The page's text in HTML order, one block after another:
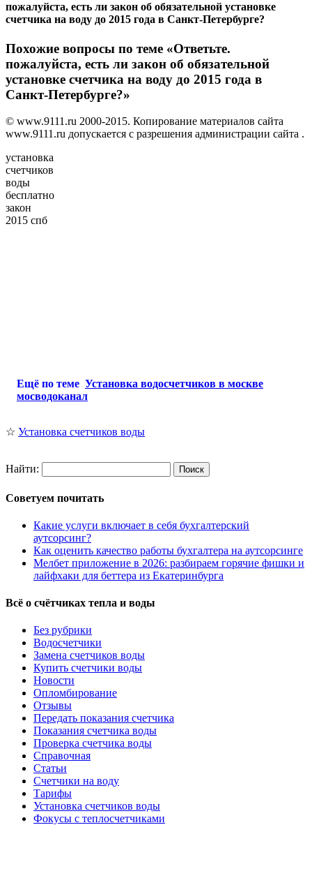
пожалуйста, есть ли закон об обязательной установке
счетчика на воду до 2015 года в Санкт-Петербурге?
Похожие вопросы по теме «Ответьте.
пожалуйста, есть ли закон об обязательной
установке счетчика на воду до 2015 года в
Санкт-Петербурге?»
© www.9111.ru 2000-2015. Копирование материалов сайта
www.9111.ru допускается с разрешения администрации сайта .
установка
счетчиков
воды
бесплатно
закон
2015 спб
Ещё по теме Установка водосчетчиков в москве
мосводоканал
☆ Установка счетчиков воды
Найти:
Советуем почитать
Какие услуги включает в себя бухгалтерский
аутсорсинг?
Как оценить качество работы бухгалтера на аутсорсинге
Мелбет приложение в 2026: разбираем горячие фишки и
лайфхаки для беттера из Екатеринбурга
Всё о счётчиках тепла и воды
Без рубрики
Водосчетчики
Замена счетчиков воды
Купить счетчики воды
Новости
Опломбирование
Отзывы
Передать показания счетчика
Показания счетчика воды
Проверка счетчика воды
Справочная
Статьи
Счетчики на воду
Тарифы
Установка счетчиков воды
Фокусы с теплосчетчиками